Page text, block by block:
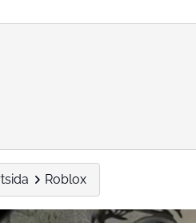
Roblox